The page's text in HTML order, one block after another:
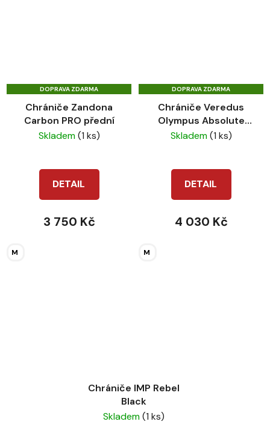
DOPRAVA ZDARMA
Chrániče Zandona
Carbon PRO přední
Skladem(1 ks)
DETAIL
3 750 Kč
M
DOPRAVA ZDARMA
Chrániče Veredus
Olympus Absolute
černé
Skladem(1 ks)
DETAIL
4 030 Kč
M
Chrániče IMP Rebel
Black
Skladem(1 ks)